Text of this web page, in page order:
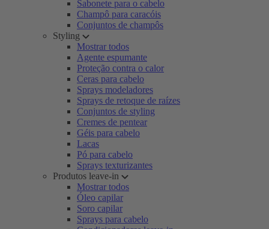
Sabonete para o cabelo
Champô para caracóis
Conjuntos de champôs
Styling
Mostrar todos
Agente espumante
Proteção contra o calor
Ceras para cabelo
Sprays modeladores
Sprays de retoque de raízes
Conjuntos de styling
Cremes de pentear
Géis para cabelo
Lacas
Pó para cabelo
Sprays texturizantes
Produtos leave-in
Mostrar todos
Óleo capilar
Soro capilar
Sprays para cabelo